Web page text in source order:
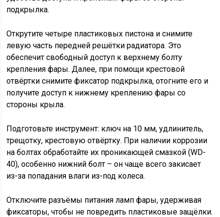
подкрылка.
Открутите четыре пластиковых пистона и снимите
левую часть передней решётки радиатора. Это
обеспечит свободный доступ к верхнему болту
крепления фары. Далее, при помощи крестовой
отвёртки снимите фиксатор подкрылка, отогните его и
получите доступ к нижнему креплению фары со
стороны крыла.
Подготовьте инструмент: ключ на 10 мм, удлинитель,
трещотку, крестовую отвёртку. При наличии коррозии
на болтах обработайте их проникающей смазкой (WD-
40), особенно нижний болт – он чаще всего закисает
из-за попадания влаги из-под колеса.
Отключите разъёмы питания ламп фары, удерживая
фиксаторы, чтобы не повредить пластиковые защёлки.